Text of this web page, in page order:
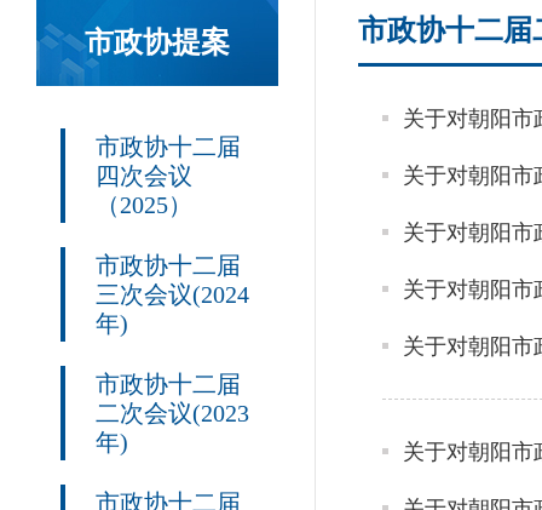
市政协提案
市政协十二届
四次会议
（2025）
市政协十二届
三次会议(2024
年)
市政协十二届
二次会议(2023
年)
市政协十二届
市政协十二届